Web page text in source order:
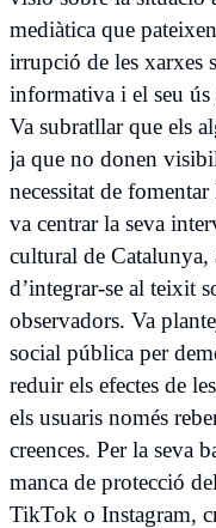
mediàtica que
irrupció de les xarxes
informativa i el seu
Va subratllar que els
ja que no donen
necessitat de
va centrar la seva
cultural de Catalunya,
d’integrar-se al teixit
observadors. Va
social pública per
reduir els efectes de
els usuaris només
creences. Per la seva
manca de protecció
TikTok o Instagram,